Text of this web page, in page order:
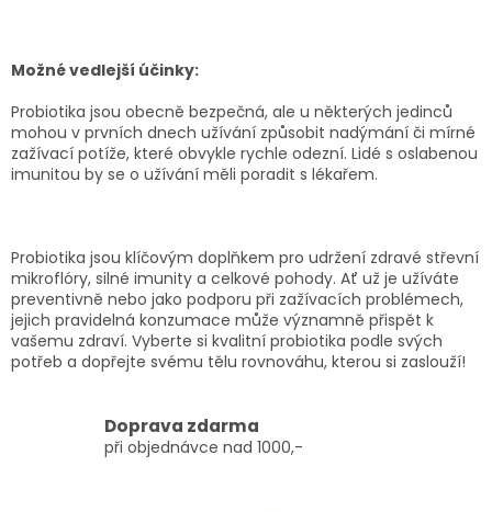
Možné vedlejší účinky:
Probiotika jsou obecně bezpečná, ale u některých jedinců
mohou v prvních dnech užívání způsobit nadýmání či mírné
zažívací potíže, které obvykle rychle odezní. Lidé s oslabenou
imunitou by se o užívání měli poradit s lékařem.
Probiotika jsou klíčovým doplňkem pro udržení zdravé střevní
mikroflóry, silné imunity a celkové pohody. Ať už je užíváte
preventivně nebo jako podporu při zažívacích problémech,
jejich pravidelná konzumace může významně přispět k
vašemu zdraví. Vyberte si kvalitní probiotika podle svých
potřeb a dopřejte svému tělu rovnováhu, kterou si zaslouží!
Doprava zdarma
při objednávce nad 1000,-